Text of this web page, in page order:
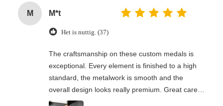
M M*t
Het is nuttig. (37)
The craftsmanship on these custom medals is
exceptional. Every element is finished to a high
standard, the metalwork is smooth and the
overall design looks really premium. Great care
has gone into the production, I’m thoroughly